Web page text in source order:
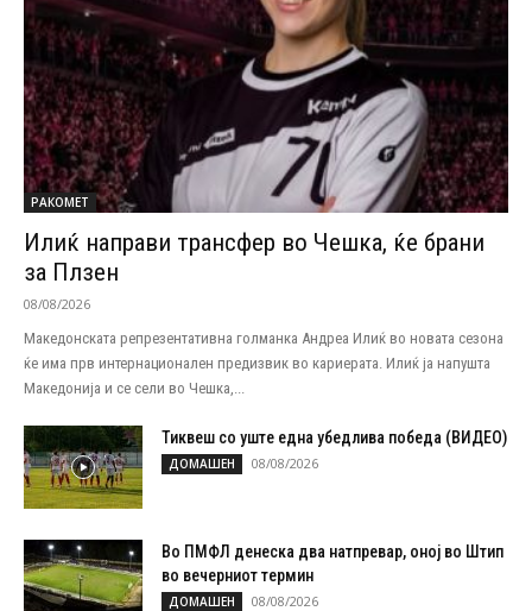
РАКОМЕТ
Илиќ направи трансфер во Чешка, ќе брани
за Плзен
08/08/2026
Македонската репрезентативна голманка Андреа Илиќ во новата сезона
ќе има прв интернационален предизвик во кариерата. Илиќ ја напушта
Македонија и се сели во Чешка,...
Тиквеш со уште една убедлива победа (ВИДЕО)
ДОМАШЕН 08/08/2026
Во ПМФЛ денеска два натпревар, оној во Штип
во вечерниот термин
ДОМАШЕН 08/08/2026